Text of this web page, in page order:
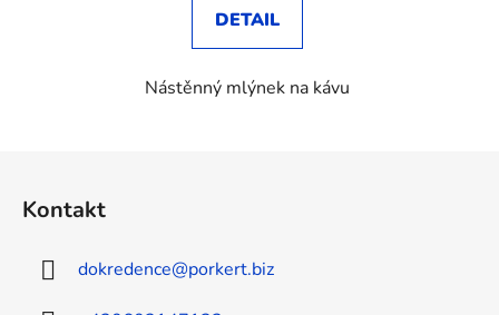
DETAIL
Nástěnný mlýnek na kávu
Kontakt
dokredence@porkert.biz